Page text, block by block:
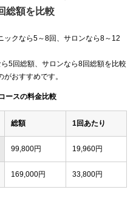
総額を比較
ックなら5～8回、サロンなら8～12
5回総額、サロンなら8回総額を比較
おすすめです。
ースの料金比較
総額 1回あたり
99,800円 19,960円
169,000円 33,800円